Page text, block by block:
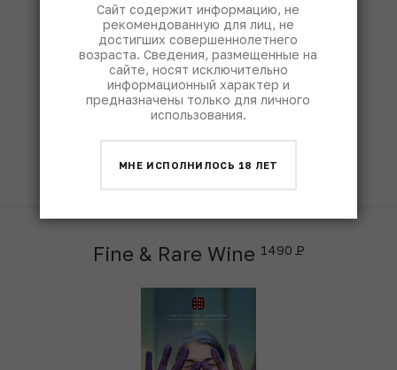
Fine & Rare Wine 1490
Сайт содержит информацию, не
рекомендованную для лиц, не
достигших совершеннолетнего
возраста. Сведения, размещенные на
сайте, носят исключительно
информационный характер и
предназначены только для личного
использования.
МНЕ ИСПОЛНИЛОСЬ 18 ЛЕТ